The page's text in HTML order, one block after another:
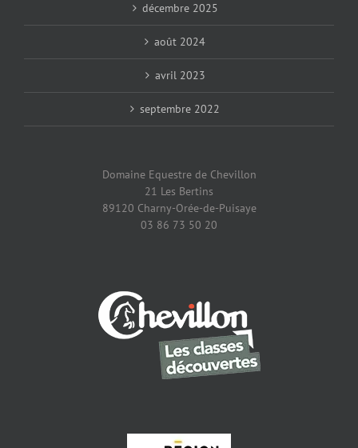
décembre 2025
août 2024
avril 2023
septembre 2022
Domaine Equestre de Chevillon
21 Les Bertins
89120 Charny-Orée-de-Puisaye
03 86 73 50 20